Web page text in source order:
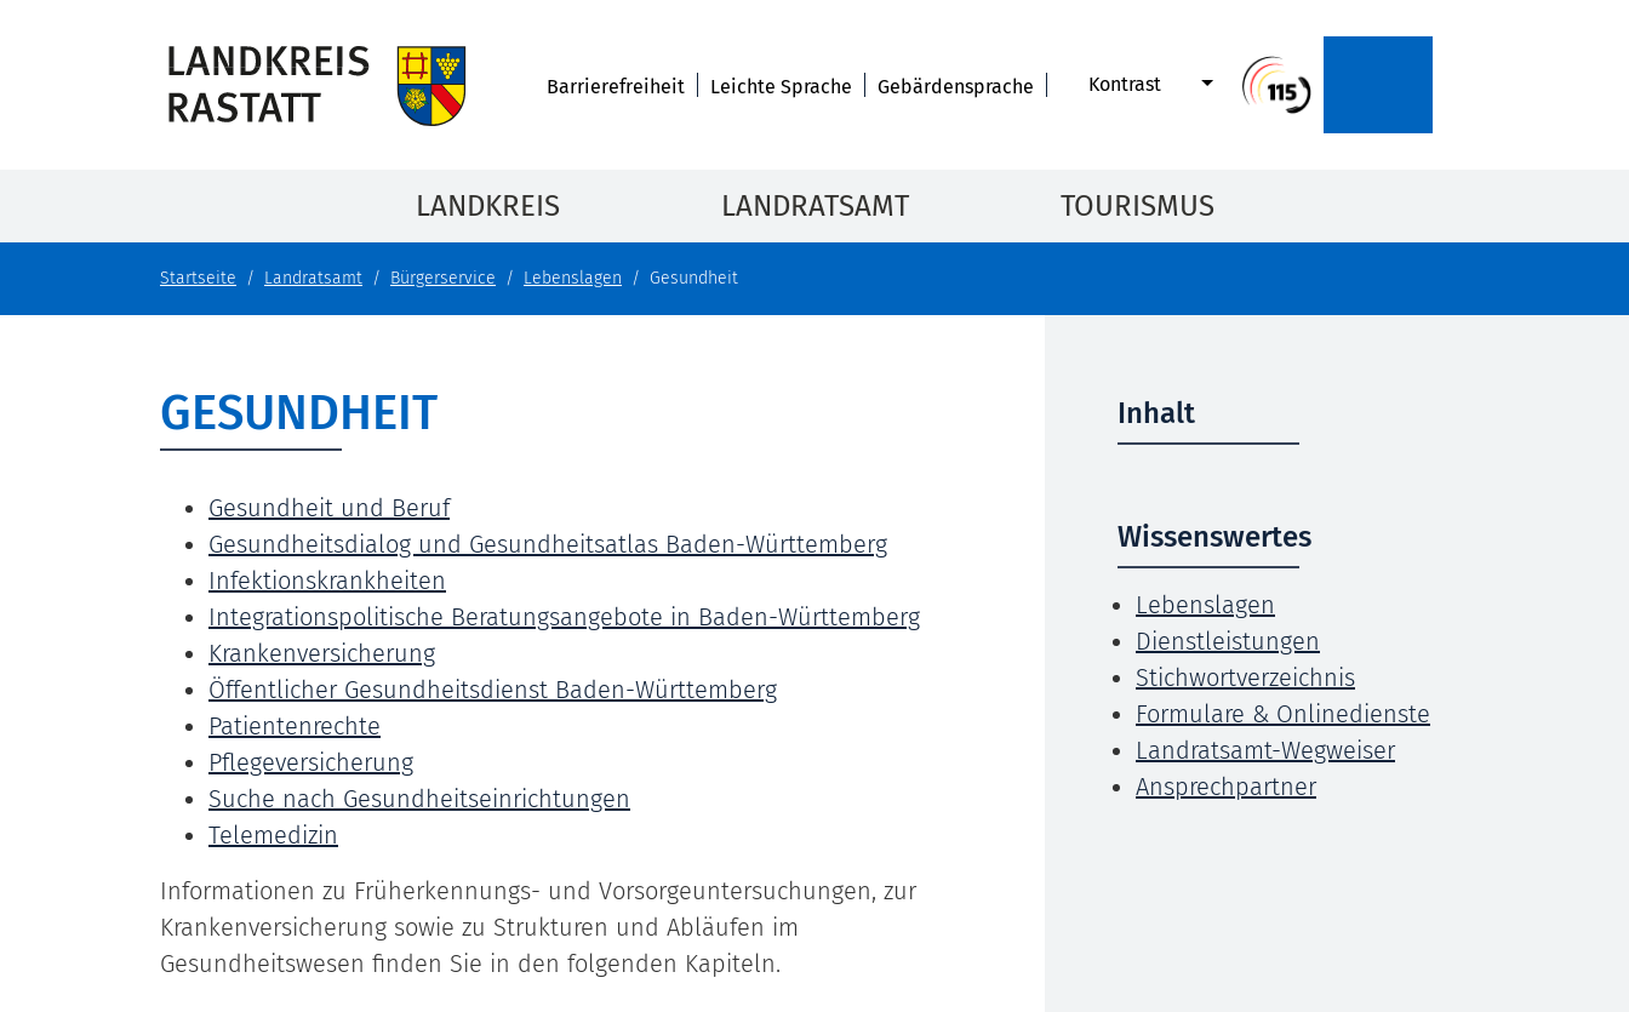
Barrierefreiheit Leichte Sprache Gebärdensprache Kontrast
LANDKREIS LANDRATSAMT TOURISMUS
Startseite Landratsamt Bürgerservice Lebenslagen Gesundheit
GESUNDHEIT
Gesundheit und Beruf
Gesundheitsdialog und Gesundheitsatlas Baden-Württemberg
Infektionskrankheiten
Integrationspolitische Beratungsangebote in Baden-Württemberg
Krankenversicherung
Öffentlicher Gesundheitsdienst Baden-Württemberg
Patientenrechte
Pflegeversicherung
Suche nach Gesundheitseinrichtungen
Telemedizin
Informationen zu Früherkennungs- und Vorsorgeuntersuchungen, zur
Krankenversicherung sowie zu Strukturen und Abläufen im
Gesundheitswesen finden Sie in den folgenden Kapiteln.
Inhalt
Wissenswertes
Lebenslagen
Dienstleistungen
Stichwortverzeichnis
Formulare & Onlinedienste
Landratsamt-Wegweiser
Ansprechpartner